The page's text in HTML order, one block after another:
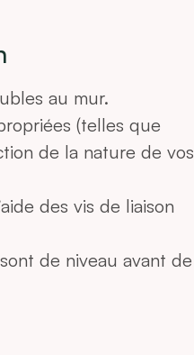
au mur.
(telles que
de la nature de vos
des vis de liaison
de niveau avant de